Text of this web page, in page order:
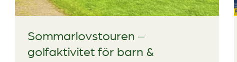
Sommarlovstouren –
golfaktivitet för barn &